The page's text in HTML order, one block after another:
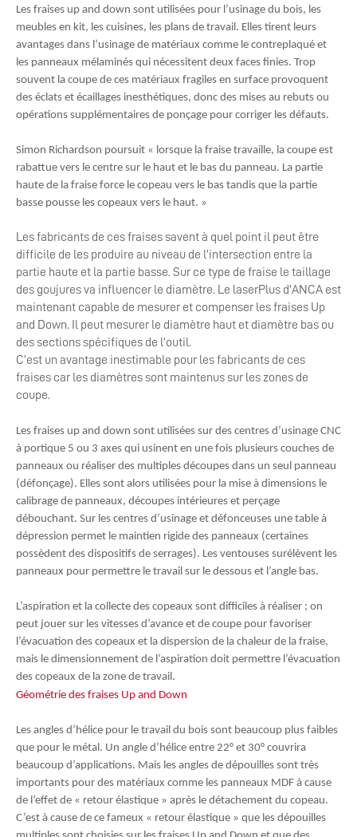
Les fraises up and down sont utilisées pour l’usinage du bois, les
meubles en kit, les cuisines, les plans de travail. Elles tirent leurs
avantages dans l’usinage de matériaux comme le contreplaqué et
les panneaux mélaminés qui nécessitent deux faces finies. Trop
souvent la coupe de ces matériaux fragiles en surface provoquent
des éclats et écaillages inesthétiques, donc des mises au rebuts ou
opérations supplémentaires de ponçage pour corriger les défauts.
Simon Richardson poursuit « lorsque la fraise travaille, la coupe est
rabattue vers le centre sur le haut et le bas du panneau. La partie
haute de la fraise force le copeau vers le bas tandis que la partie
basse pousse les copeaux vers le haut. »
Les fabricants de ces fraises savent à quel point il peut être
difficile de les produire au niveau de l’intersection entre la
partie haute et la partie basse. Sur ce type de fraise le taillage
des goujures va influencer le diamètre. Le laserPlus d’ANCA est
maintenant capable de mesurer et compenser les fraises Up
and Down. Il peut mesurer le diamètre haut et diamètre bas ou
des sections spécifiques de l’outil.
C’est un avantage inestimable pour les fabricants de ces
fraises car les diamètres sont maintenus sur les zones de
coupe.
Les fraises up and down sont utilisées sur des centres d’usinage CNC
à portique 5 ou 3 axes qui usinent en une fois plusieurs couches de
panneaux ou réaliser des multiples découpes dans un seul panneau
(défonçage). Elles sont alors utilisées pour la mise à dimensions le
calibrage de panneaux, découpes intérieures et perçage
débouchant. Sur les centres d’usinage et défonceuses une table à
dépression permet le maintien rigide des panneaux (certaines
possèdent des dispositifs de serrages). Les ventouses surélèvent les
panneaux pour permettre le travail sur le dessous et l’angle bas.
L’aspiration et la collecte des copeaux sont difficiles à réaliser ; on
peut jouer sur les vitesses d’avance et de coupe pour favoriser
l’évacuation des copeaux et la dispersion de la chaleur de la fraise,
mais le dimensionnement de l’aspiration doit permettre l’évacuation
des copeaux de la zone de travail.
Géométrie des fraises Up and Down
Les angles d’hélice pour le travail du bois sont beaucoup plus faibles
que pour le métal. Un angle d’hélice entre 22° et 30° couvrira
beaucoup d’applications. Mais les angles de dépouilles sont très
importants pour des matériaux comme les panneaux MDF à cause
de l’effet de « retour élastique » après le détachement du copeau.
C’est à cause de ce fameux « retour élastique » que les dépouilles